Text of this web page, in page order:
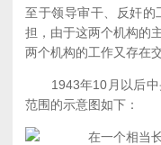
至于领导审干、反奸的
担，由于这两个机构的
两个机构的工作又存在
1943年10月以后中
范围的示意图如下：
在一个相当长